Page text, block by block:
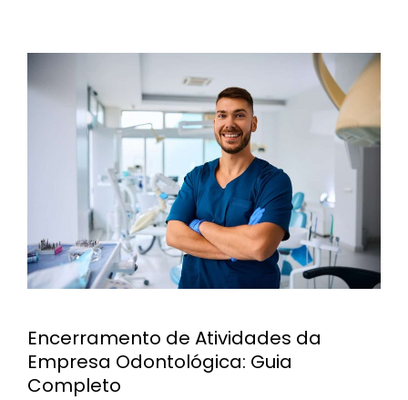
Encerramento de Atividades da
Empresa Odontológica: Guia
Completo